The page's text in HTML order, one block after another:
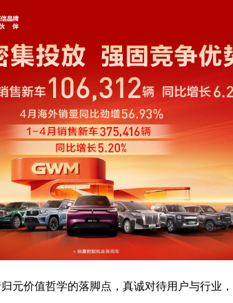
元价值哲学的落脚点，真诚对待用户与行业